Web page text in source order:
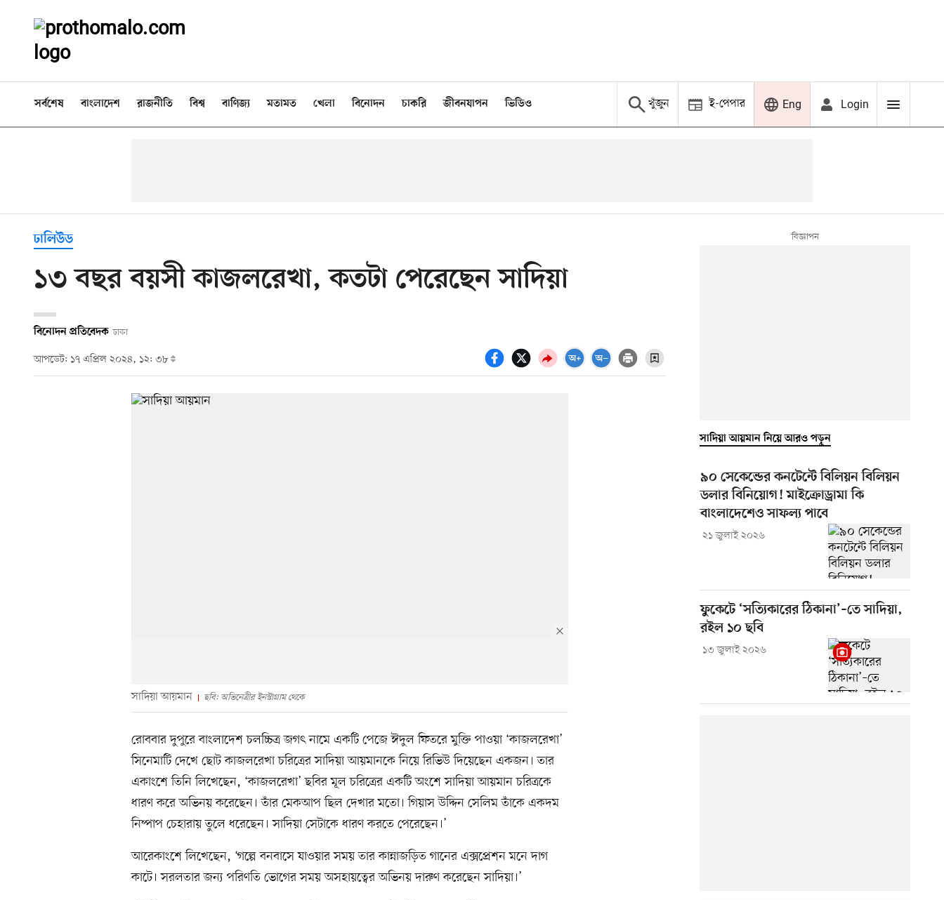
সর্বশেষ বাংলাদেশ রাজনীতি বিশ্ব বাণিজ্য মতামত খেলা বিনোদন চাকরি জীবনযাপন ভিডিও খুঁজুন ই-পেপার Eng Login
ঢালিউড
১৩ বছর বয়সী কাজলরেখা, কতটা পেরেছেন সাদিয়া
বিনোদন প্রতিবেদক ঢাকা
আপডেট: ১৭ এপ্রিল ২০২৪, ১২: ৩৮
সাদিয়া আয়মান ছবি: অভিনেত্রীর ইনস্টাগ্রাম থেকে
রোববার দুপুরে বাংলাদেশ চলচ্চিত্র জগৎ নামে একটি পেজে ঈদুল ফিতরে মুক্তি পাওয়া ‘কাজলরেখা’
সিনেমাটি দেখে ছোট কাজলরেখা চরিত্রের সাদিয়া আয়মানকে নিয়ে রিভিউ দিয়েছেন একজন। তার
একাংশে তিনি লিখেছেন, ‘কাজলরেখা’ ছবির মূল চরিত্রের একটি অংশে সাদিয়া আয়মান চরিত্রকে
ধারণ করে অভিনয় করেছেন। তাঁর মেকআপ ছিল দেখার মতো। গিয়াস উদ্দিন সেলিম তাঁকে একদম
নিষ্পাপ চেহারায় তুলে ধরেছেন। সাদিয়া সেটাকে ধারণ করতে পেরেছেন।’
আরেকাংশে লিখেছেন, ‘গল্পে বনবাসে যাওয়ার সময় তার কান্নাজড়িত গানের এক্সপ্রেশন মনে দাগ
কাটে। সরলতার জন্য পরিণতি ভোগের সময় অসহায়ত্বের অভিনয় দারুণ করেছেন সাদিয়া।’
সাদিয়া আয়মান নিয়ে আরও পড়ুন
৯০ সেকেন্ডের কনটেন্টে বিলিয়ন বিলিয়ন
ডলার বিনিয়োগ! মাইক্রোড্রামা কি
বাংলাদেশেও সাফল্য পাবে
২১ জুলাই ২০২৬
ফুকেটে ‘সত্যিকারের ঠিকানা’–তে সাদিয়া,
রইল ১০ ছবি
১৩ জুলাই ২০২৬